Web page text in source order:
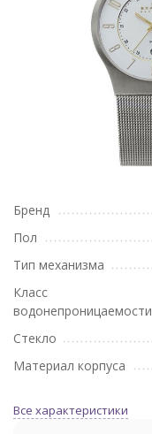
Бренд
Пол
Тип механизма
Класс
водонепроницаемости
Стекло
Материал корпуса
Все характеристики